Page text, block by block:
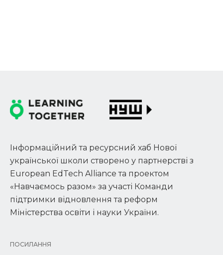
Інформаційний та ресурсний хаб Нової
української школи створено у партнерстві з
European EdTech Alliance та проектом
«Навчаємось разом» за участі Команди
підтримки відновлення та реформ
Міністерства освіти і науки України.
ПОСИЛАННЯ